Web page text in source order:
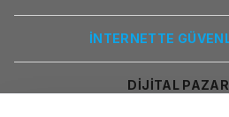
İNTERNETTE
DİJİTAL